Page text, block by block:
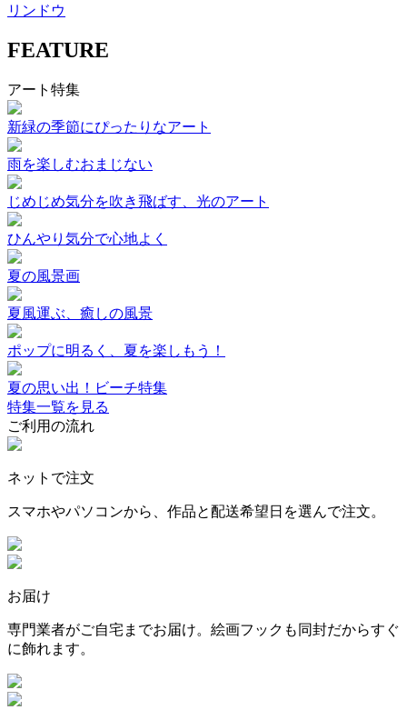
リンドウ
FEATURE
アート特集
新緑の季節にぴったりなアート
雨を楽しむおまじない
じめじめ気分を吹き飛ばす、光のアート
ひんやり気分で心地よく
夏の風景画
夏風運ぶ、癒しの風景
ポップに明るく、夏を楽しもう！
夏の思い出！ビーチ特集
特集一覧を見る
ご利用の流れ
ネットで注文
スマホやパソコンから、作品と配送希望日を選んで注文。
お届け
専門業者がご自宅までお届け。絵画フックも同封だからすぐ
に飾れます。